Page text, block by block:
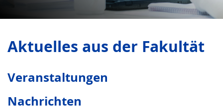
Aktuelles aus der Fakultät
Veranstaltungen
Nachrichten